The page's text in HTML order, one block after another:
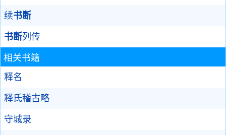
续书断
书断列传
相关书籍
释名
释氏稽古略
守城录